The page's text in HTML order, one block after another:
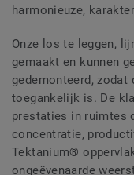
harmonieuze,
Onze los te leggen,
gemaakt en kunnen
gedemonteerd, zodat
toegankelijk is. De
prestaties in ruimtes
concentratie,
Tektanium®
ongeëvenaarde